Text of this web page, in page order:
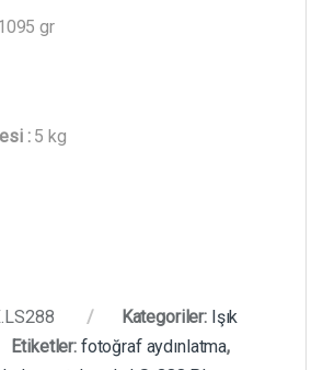
gr
:5 kg
Kategoriler: Işık
Etiketler: fotoğraf aydınlatma,